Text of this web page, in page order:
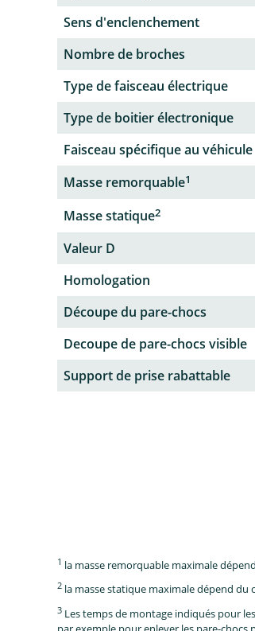
Sens d'enclenchement
Nombre de broches
Type de faisceau électrique
Type de boitier électronique
Faisceau spécifique au véhicule
Masse remorquable1
Masse statique2
Valeur D
Homologation
Découpe du pare-chocs
Decoupe de pare-chocs visible
Support de prise rabattable
1 la masse remorquable maximale
2 la masse statique maximale dépend
3 Les temps de montage indiqués pour